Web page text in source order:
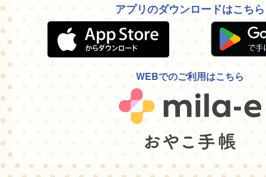
アプリのダウンロードはこちら
WEBでのご利用はこちら